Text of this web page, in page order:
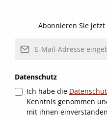
Abonnieren Sie
E-Mail-Adresse*
Datenschutz
Ich habe die
Kenntnis genommen
mit ihnen